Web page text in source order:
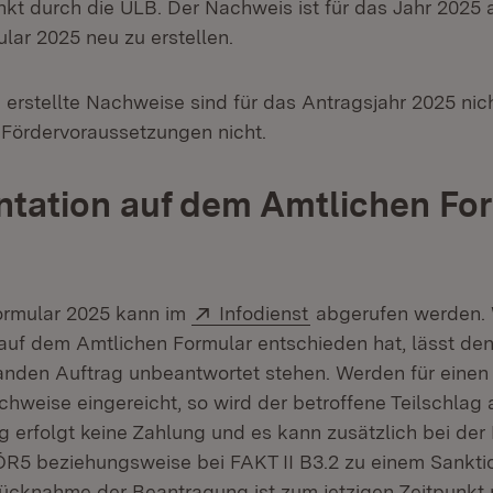
durch die ULB. Der Nachweis ist für das Jahr 2025
2025 neu zu erstellen.
erstellte Nachweise sind für das Antragsjahr 2025
nicht.
auf dem Amtlichen
2025 kann im Extern:
Infodienst (Öffnet in neuem
abgerufen werden.
dem Amtlichen Formular entschieden hat, lässt
Auftrag unbeantwortet stehen. Werden für einen
eingereicht, so wird der betroffene Teilschlag
erfolgt keine Zahlung und es kann zusätzlich bei der
beziehungsweise bei FAKT II B3.2 zu einem